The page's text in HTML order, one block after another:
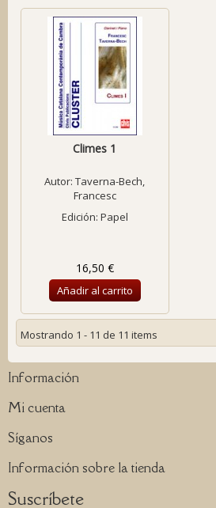
Climes 1
Autor:Taverna-Bech,
Francesc
Edición: Papel
16,50 €
Añadir al carrito
Mostrando 1 - 11 de 11 items
Información
Mi cuenta
Síganos
Información sobre la tienda
Suscríbete